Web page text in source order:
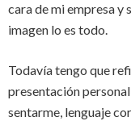
cara de mi empresa y
imagen lo es todo.
Todavía tengo que
presentación
sentarme, lenguaje